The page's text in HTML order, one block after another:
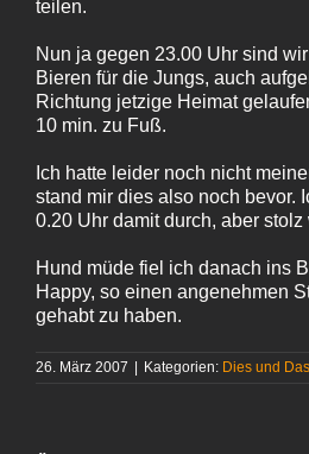
teilen.
Nun ja gegen 23.00 Uhr sind
Bieren für die Jungs, auch
Richtung jetzige Heimat
10 min. zu Fuß.
Ich hatte leider noch nicht
stand mir dies also noch bevor.
0.20 Uhr damit durch, aber stolz
Hund müde fiel ich danach ins
Happy, so einen angenehmen
gehabt zu haben.
26. März 2007 | Kategorien: Dies und Das